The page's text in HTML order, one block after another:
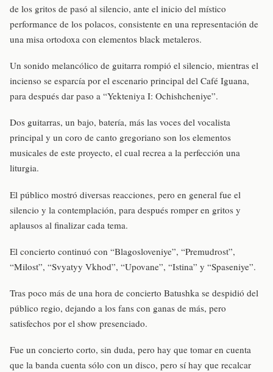
de los gritos de pasó al silencio, ante el inicio del místico
performance de los polacos, consistente en una representación de
una misa ortodoxa con elementos black metaleros.
Un sonido melancólico de guitarra rompió el silencio, mientras el
incienso se esparcía por el escenario principal del Café Iguana,
para después dar paso a “Yekteniya I: Ochishcheniye”.
Dos guitarras, un bajo, batería, más las voces del vocalista
principal y un coro de canto gregoriano son los elementos
musicales de este proyecto, el cual recrea a la perfección una
liturgia.
El público mostró diversas reacciones, pero en general fue el
silencio y la contemplación, para después romper en gritos y
aplausos al finalizar cada tema.
El concierto continuó con “Blagosloveniye”, “Premudrost”,
“Milost”, “Svyatyy Vkhod”, “Upovane”, “Istina” y “Spaseniye”.
Tras poco más de una hora de concierto Batushka se despidió del
público regio, dejando a los fans con ganas de más, pero
satisfechos por el show presenciado.
Fue un concierto corto, sin duda, pero hay que tomar en cuenta
que la banda cuenta sólo con un disco, pero sí hay que recalcar